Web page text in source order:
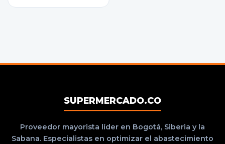
SUPERMERCADO.CO
Proveedor mayorista líder en Bogotá, Siberia y la
Sabana. Especialistas en optimizar el abastecimiento